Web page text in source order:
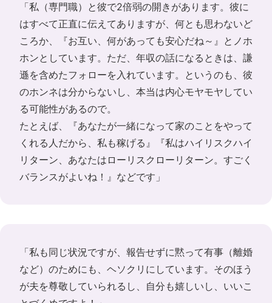
「私（専門職）と彼で2倍弱の開きがあります。彼に
はすべて正直に伝えてありますが、何とも思わないど
ころか、『お互い、何があっても安心だね～』とノホ
ホンとしています。ただ、年収の話になるときは、謙
遜を含めたフォローを入れています。というのも、彼
のホンネは分からないし、本当は内心モヤモヤしてい
る可能性があるので。
たとえば、『あなたが一緒になって家のことをやって
くれる人だから、私も稼げる』『私はハイリスクハイ
リターン、あなたはローリスクローリターン。すごく
バランスがよいね！』などです」
「私も同じ状況ですが、報告せずに黙って有事（離婚
など）のためにも、ヘソクリにしています。そのほう
が夫を尊敬していられるし、自分も嬉しいし、いいこ